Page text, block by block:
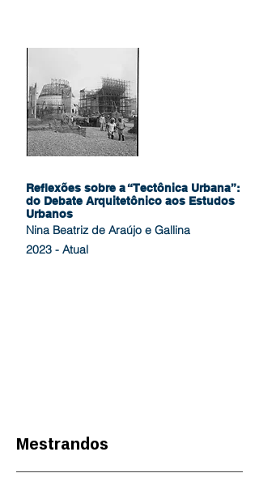
Reflexões sobre a “Tectônica Urbana”:
do Debate Arquitetônico aos Estudos
Urbanos
Nina Beatriz de Araújo e Gallina
2023 - Atual
Mestrandos